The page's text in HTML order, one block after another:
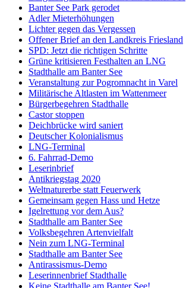
Banter See Park gerodet
Adler Mieterhöhungen
Lichter gegen das Vergessen
Offener Brief an den Landkreis Friesland
SPD: Jetzt die richtigen Schritte
Grüne kritisieren Festhalten an LNG
Stadthalle am Banter See
Veranstaltung zur Pogromnacht in Varel
Militärische Altlasten im Wattenmeer
Bürgerbegehren Stadthalle
Castor stoppen
Deichbrücke wird saniert
Deutscher Kolonialismus
LNG-Terminal
6. Fahrrad-Demo
Leserinbrief
Antikriegstag 2020
Weltnaturerbe statt Feuerwerk
Gemeinsam gegen Hass und Hetze
Igelrettung vor dem Aus?
Stadthalle am Banter See
Volksbegehren Artenvielfalt
Nein zum LNG-Terminal
Stadthalle am Banter See
Antirassismus-Demo
Leserinnenbrief Stadthalle